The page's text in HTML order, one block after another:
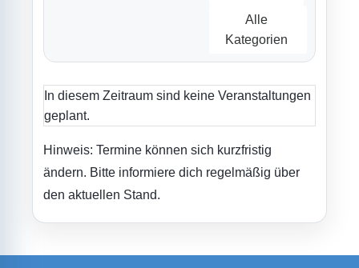
Alle
Kategorien
In diesem Zeitraum sind keine Veranstaltungen
geplant.
Hinweis: Termine können sich kurzfristig
ändern. Bitte informiere dich regelmäßig über
den aktuellen Stand.